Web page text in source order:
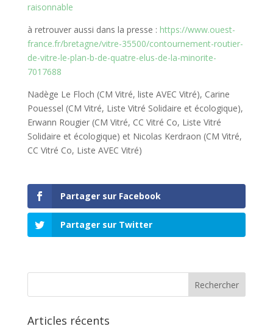
raisonnable
à retrouver aussi dans la presse : https://www.ouest-
france.fr/bretagne/vitre-35500/contournement-routier-
de-vitre-le-plan-b-de-quatre-elus-de-la-minorite-
7017688
Nadège Le Floch (CM Vitré, liste AVEC Vitré), Carine
Pouessel (CM Vitré, Liste Vitré Solidaire et écologique),
Erwann Rougier (CM Vitré, CC Vitré Co, Liste Vitré
Solidaire et écologique) et Nicolas Kerdraon (CM Vitré,
CC Vitré Co, Liste AVEC Vitré)
Partager sur Facebook
Partager sur Twitter
Articles récents